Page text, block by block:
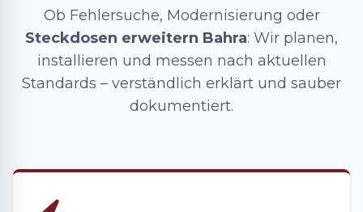
Ob Fehlersuche, Modernisierung oder
Steckdosen erweitern Bahra: Wir planen,
installieren und messen nach aktuellen
Standards – verständlich erklärt und sauber
dokumentiert.